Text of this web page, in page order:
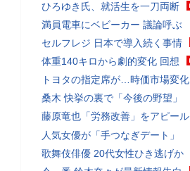
ひろゆき氏、就活生を一刀両断
満員電車にベビーカー 議論呼ぶ
セルフレジ 日本で導入続く事情
体重140キロから劇的変化 回想
トヨタの指定席が…時価市場変化
桑木 快挙の裏で「今後の野望」
藤原竜也「労務改善」をアピール
人気女優が「手つなぎデート」
歌舞伎俳優 20代女性ひき逃げか